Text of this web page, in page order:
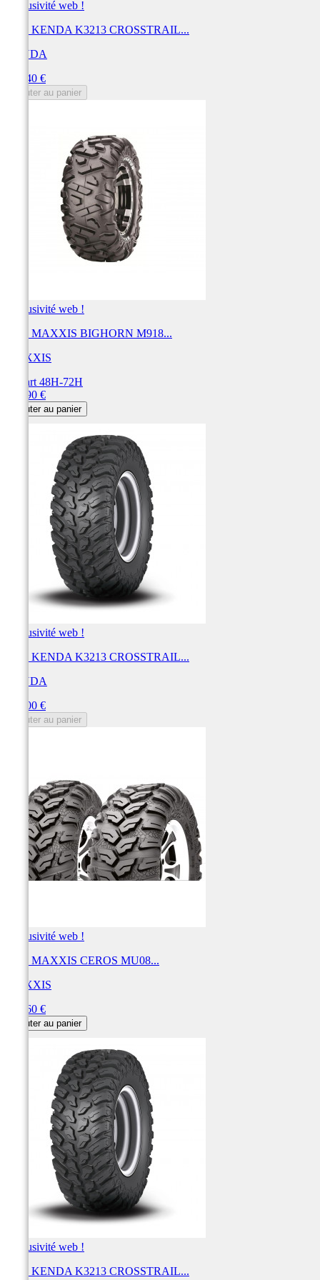
Exclusivité web !
Pneu KENDA K3213 CROSSTRAIL...
KENDA
371,40 €
Ajouter au panier
Exclusivité web !
Pneu MAXXIS BIGHORN M918...
MAXXIS
Départ 48H-72H
338,90 €
Ajouter au panier
Exclusivité web !
Pneu KENDA K3213 CROSSTRAIL...
KENDA
330,00 €
Ajouter au panier
Exclusivité web !
Pneu MAXXIS CEROS MU08...
MAXXIS
325,60 €
Ajouter au panier
Exclusivité web !
Pneu KENDA K3213 CROSSTRAIL...